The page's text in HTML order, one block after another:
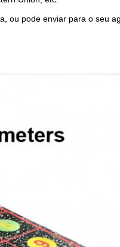
ou pode enviar para o seu